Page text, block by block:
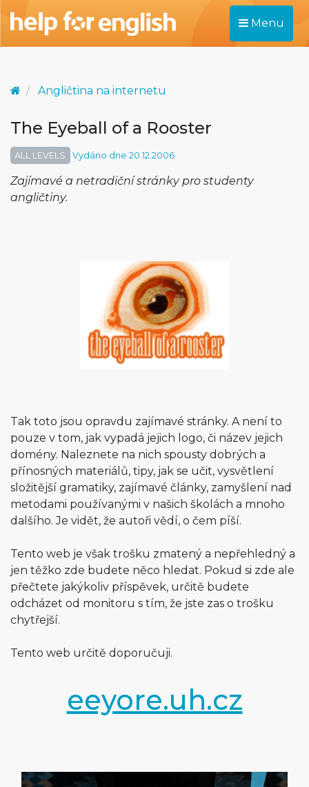
Menu
Angličtina na internetu
The Eyeball of a Rooster
ALL LEVELS Vydáno dne 20.12.2006
Zajímavé a netradiční stránky pro studenty
angličtiny.
Tak toto jsou opravdu zajímavé stránky. A není to
pouze v tom, jak vypadá jejich logo, či název jejich
domény. Naleznete na nich spousty dobrých a
přínosných materiálů, tipy, jak se učit, vysvětlení
složitější gramatiky, zajímavé články, zamyšlení nad
metodami používanými v našich školách a mnoho
dalšího. Je vidět, že autoři vědí, o čem píší.
Tento web je však trošku zmatený a nepřehledný a
jen těžko zde budete něco hledat. Pokud si zde ale
přečtete jakýkoliv příspěvek, určitě budete
odcházet od monitoru s tím, že jste zas o trošku
chytřejší.
Tento web určitě doporučuji.
eeyore.uh.cz